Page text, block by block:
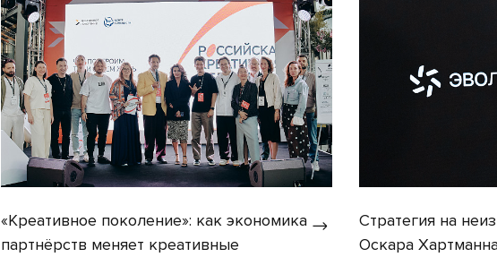
«Креативное поколение»: как экономика
партнёрств меняет креативные
Стратегия на
Оскара